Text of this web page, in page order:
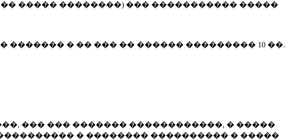
����� ��������) ��� ����������� �����
������� � �� ��� �� ������ ��������� 10 ��.
��� ��� ������� ������������, � �����
� �������� ���������� � �����